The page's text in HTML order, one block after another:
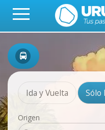
Ida y Vuelta Sólo
Origen